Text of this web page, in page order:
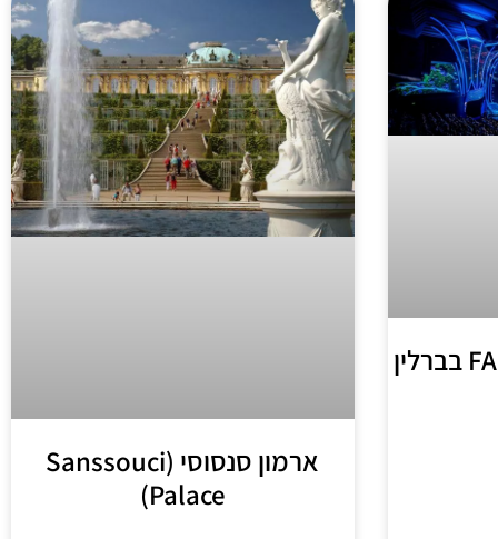
ארמון סנסוסי (Sanssouci
Palace)